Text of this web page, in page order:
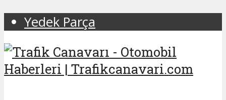
Yedek Parça